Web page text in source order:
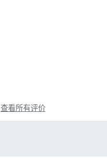
查看所有评价